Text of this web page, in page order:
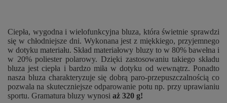
Ciepła, wygodna i wielofunkcyjna bluza, która świetnie sprawdzi
się w chłodniejsze dni. Wykonana jest z miękkiego, przyjemnego
w dotyku materiału. Skład materiałowy bluzy to w 80% bawełna i
w 20% poliester polarowy. Dzięki zastosowaniu takiego składu
bluza jest ciepła i bardzo miła w dotyku od wewnątrz. Ponadto
nasza bluza charakteryzuje się dobrą paro-przepuszczalnością co
pozwala na skuteczniejsze odparowanie potu np. przy uprawianiu
sportu. Gramatura bluzy wynosi aż 320 g!